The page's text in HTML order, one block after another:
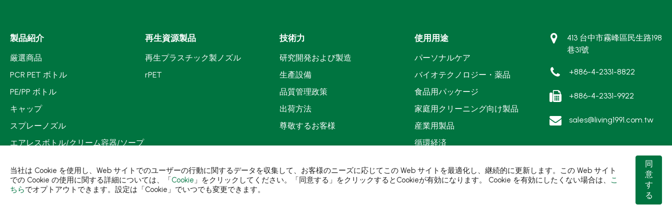
製品紹介
厳選商品
PCR PET ボトル
PE/PP ボトル
キャップ
スプレーノズル
エアレスボトル/クリーム容器/ソープ
ミストスプレー、ミニボトル、ロー
ルオンボトル
再生資源製品
再生プラスチック製ノズル
rPET
技術力
研究開発および製造
生產設備
品質管理政策
出荷方法
尊敬するお客様
使用用途
パーソナルケア
バイオテクノロジー・薬品
食品用パッケージ
家庭用クリーニング向け製品
産業用製品
循環経済
413 台中市霧峰區民生路198
巷31號
+886-4-2331-8822
+886-4-2331-9922
sales@living1991.com.tw
当社は Cookie を使用し、Web サイトでのユーザーの行動に関するデータを収集して、お客様のニーズに応じてこの Web サイトを最適化し、継続的に更新します。この Web サイト
での Cookie の使用に関する詳細については、「Cookie 」をクリックしてください。「同意する」をクリックするとCookieが有効になります。 Cookie を有効にしたくない場合は、
こ
ちらでオプトアウトできます。設定は「Cookie」でいつでも変更できます。
同
意
す
る